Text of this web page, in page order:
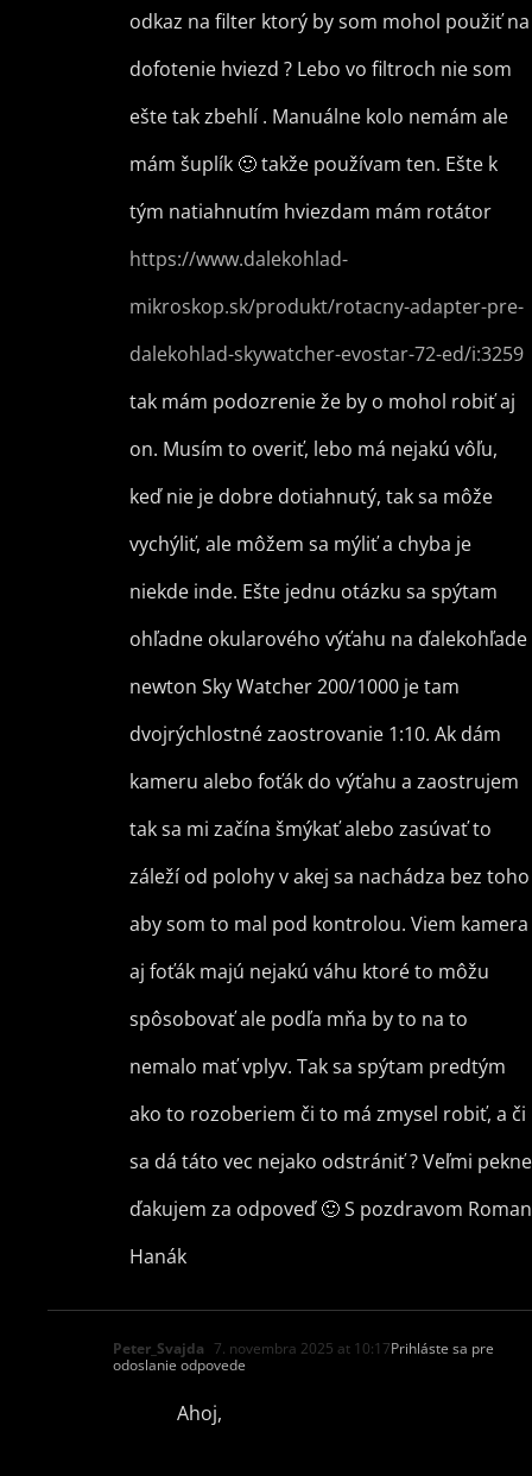
odkaz na filter ktorý by som mohol použiť na
dofotenie hviezd ? Lebo vo filtroch nie som
ešte tak zbehlí . Manuálne kolo nemám ale
mám šuplík 🙂 takže používam ten. Ešte k
tým natiahnutím hviezdam mám rotátor
https://www.dalekohlad-
mikroskop.sk/produkt/rotacny-adapter-pre-
dalekohlad-skywatcher-evostar-72-ed/i:3259
tak mám podozrenie že by o mohol robiť aj
on. Musím to overiť, lebo má nejakú vôľu,
keď nie je dobre dotiahnutý, tak sa môže
vychýliť, ale môžem sa mýliť a chyba je
niekde inde. Ešte jednu otázku sa spýtam
ohľadne okularového výťahu na ďalekohľade
newton Sky Watcher 200/1000 je tam
dvojrýchlostné zaostrovanie 1:10. Ak dám
kameru alebo foťák do výťahu a zaostrujem
tak sa mi začína šmýkať alebo zasúvať to
záleží od polohy v akej sa nachádza bez toho
aby som to mal pod kontrolou. Viem kamera
aj foťák majú nejakú váhu ktoré to môžu
spôsobovať ale podľa mňa by to na to
nemalo mať vplyv. Tak sa spýtam predtým
ako to rozoberiem či to má zmysel robiť, a či
sa dá táto vec nejako odstrániť ? Veľmi pekne
ďakujem za odpoveď 🙂 S pozdravom Roman
Hanák
Peter_Svajda 7. novembra 2025 at 10:17Prihláste sa pre
odoslanie odpovede
Ahoj,